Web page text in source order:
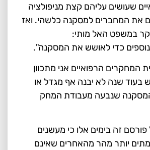
שעושים עליהם קצת מניפולציה
את המחברים למסקנה כלשהי. ואז
במשפט האל מותי:
כדי לאושש את המסקנה".
המחקרים הרפואיים אני מתכוון
בעוד שנה לא יבנה אף מגדל או
שנבעה מעבודת המחק
פורסם זה בימים אלו כי מעשנים
יותר מהר מהאחרים שאינם